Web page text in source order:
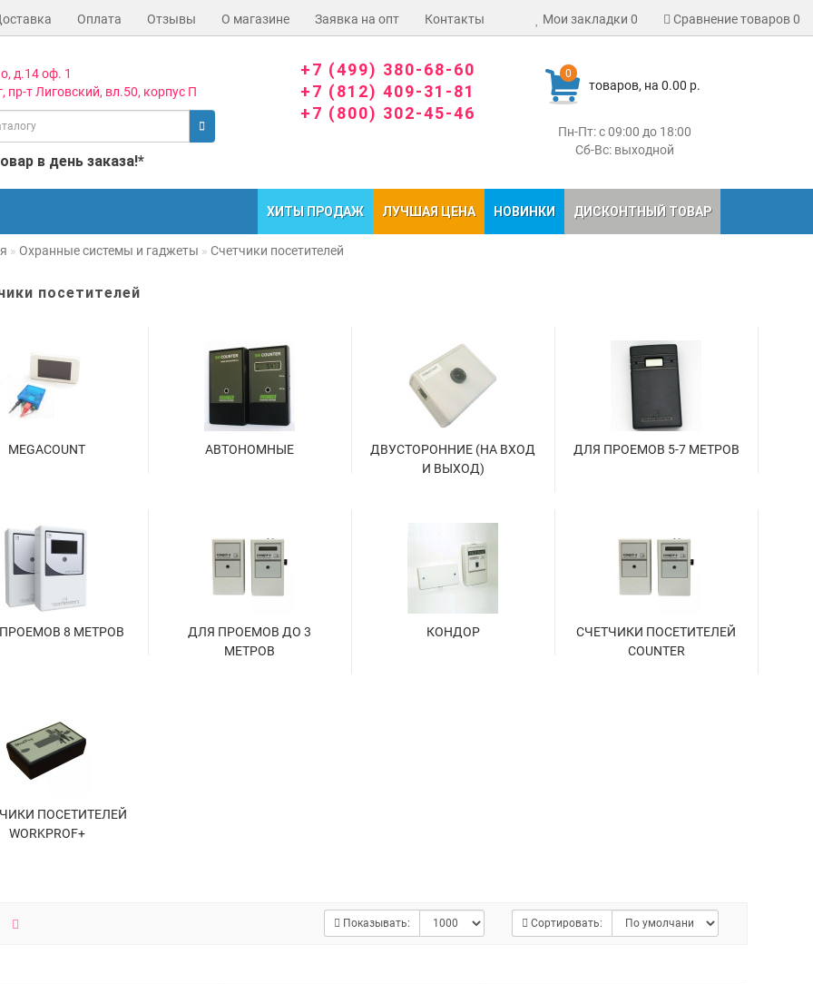
Оплата Отзывы О магазине Заявка на опт Контакты Мои закладки 0 Сравнение товаров0
0
товаров, на 0.00 р.
Пн-Пт: с 09:00 до 18:00
Сб-Вс: выходной
д.14 оф. 1
пр-т Лиговский, вл.50, корпус П
в день заказа!*
+7 (499) 380-68-60
+7 (812) 409-31-81
+7 (800) 302-45-46
ХИТЫ ПРОДАЖ ЛУЧШАЯ ЦЕНА НОВИНКИ ДИСКОНТНЫЙ ТОВАР
Охранные системы и гаджеты Счетчики посетителей
посетителей
MEGACOUNT АВТОНОМНЫЕ
ДВУСТОРОННИЕ (НА ВХОД
И ВЫХОД)
ДЛЯ ПРОЕМОВ 5-7 МЕТРОВ
8 МЕТРОВ
ДЛЯ ПРОЕМОВ ДО 3
МЕТРОВ
КОНДОР
СЧЕТЧИКИ ПОСЕТИТЕЛЕЙ
COUNTER
ПОСЕТИТЕЛЕЙ
WORKPROF+
Сортировать:
Показывать: